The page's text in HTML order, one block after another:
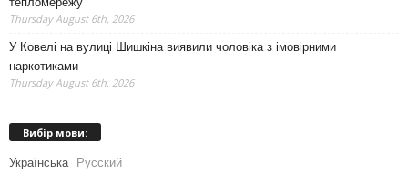
Thursday August 6th, 2026
У Ковелі на вулиці Шишкіна виявили чоловіка з імовірними
наркотиками
Thursday August 6th, 2026
Вибір мови:
Українська Русский